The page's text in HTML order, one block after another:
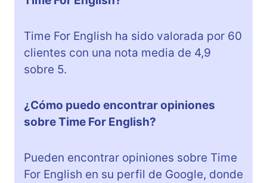
Time For English ha sido valorada por 60
clientes con una nota media de 4,9
sobre 5.
¿Cómo puedo encontrar opiniones
sobre Time For English?
Pueden encontrar opiniones sobre Time
For English en su perfil de Google, donde